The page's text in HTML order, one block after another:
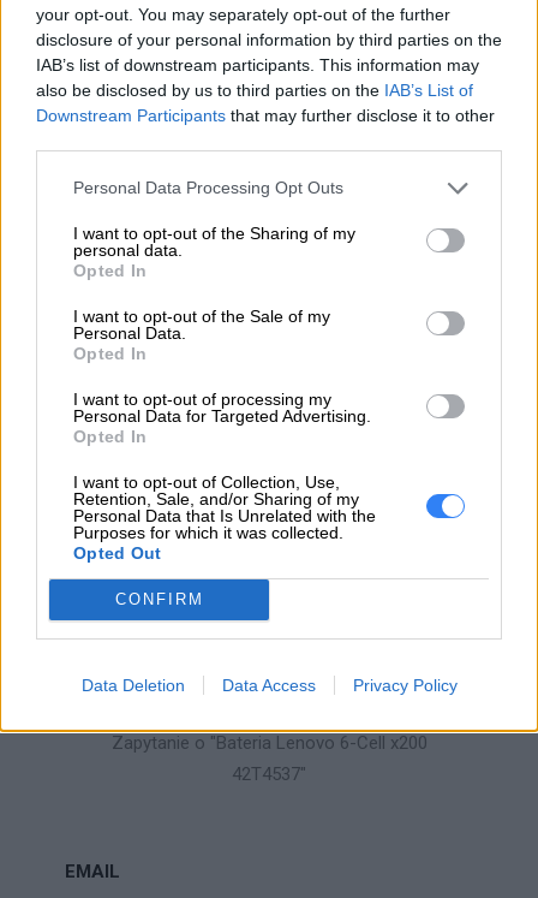
your opt-out. You may separately opt-out of the further
disclosure of your personal information by third parties on the
IAB’s list of downstream participants. This information may
also be disclosed by us to third parties on the IAB’s List of
Downstream Participants that may further disclose it to other
Personal Data Processing Opt Outs
I want to opt-out of the Sharing of my
personal data.
Opted In
I want to opt-out of the Sale of my
Personal Data.
Opted In
I want to opt-out of processing my
Personal Data for Targeted Advertising.
Opted In
I want to opt-out of Collection, Use,
Retention, Sale, and/or Sharing of my
Personal Data that Is Unrelated with the
Purposes for which it was collected.
Opted Out
CONFIRM
Data Deletion Data Access Privacy Policy
producenta
42T4537
Lenovo
18001 Development Drive
Telefon: +1 (855) 253-6686
https://lenovo.com
Podmiot
o.o.
info_pl@lenovo.com
Pomoc
techniczna
https://support.lenovo.com/pl/pl/
ZAPYTAJ O PRODUKT
Zapytanie o "Bateria Lenovo 6-Cell x200
42T4537"
EMAIL